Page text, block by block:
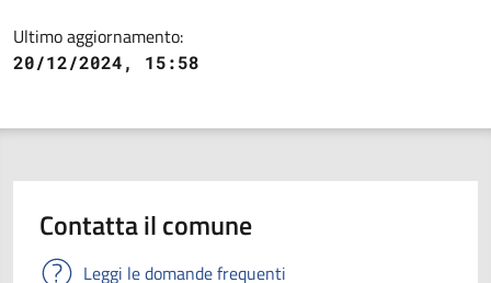
Ultimo aggiornamento:
20/12/2024, 15:58
Contatta il comune
Leggi le domande frequenti